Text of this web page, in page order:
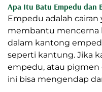
Apa Itu Batu Empedu dan
Empedu adalah
membantu mencerna
dalam kantong
seperti kantung. Jika
empedu, atau pigmen
ini bisa mengendap